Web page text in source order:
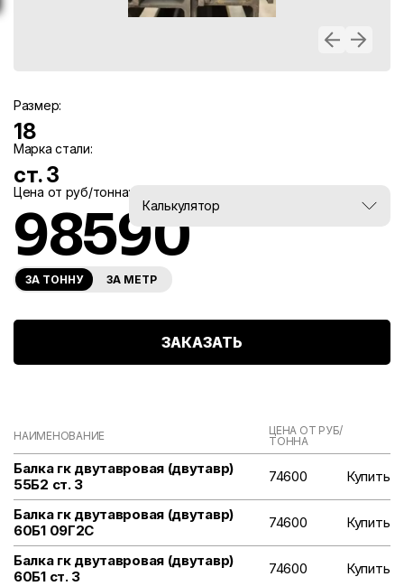
Размер:
18
Марка стали:
ст. 3
Цена от руб/тонна:
98590
ЗА ТОННУ ЗА МЕТР
Калькулятор
Вес, тн:
ЗАКАЗАТЬ
НАИМЕНОВАНИЕ
ЦЕНА ОТ РУБ/
ТОННА
Балка гк двутавровая (двутавр)
55Б2 ст. 3
74600 Купить
Балка гк двутавровая (двутавр)
60Б1 09Г2С
74600 Купить
Балка гк двутавровая (двутавр)
60Б1 ст. 3
74600 Купить